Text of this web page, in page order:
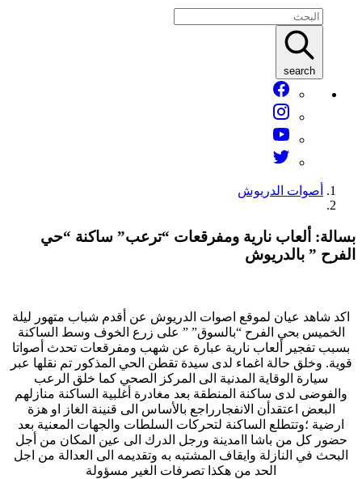
search
أصوات الدريوش
بسالة: ألعاب نارية ومفرقعات “ترعب” ساكنة “حي
الفرح ” بالدريوش
اكد شاهد عيان لموقع اصوات الدريوش عن أقدم شباب متهور ليلة
الخميس بحي الفرح “بالسوق” ” على زرع الخوف وسط الساكنة
بسبب تفجير ألعاب نارية عبارة عن شهب ومفرقعات تحدث أصواتا
قوية. وخلق حالة اغماء لدى سيدة تقطن الحي المذكور تم نقلها عبر
سيارة الوقاية المدنية الى المركز الصحي كما خلق الرعب
والفوضى لدى ساكنة المنطقة بعد مغادرة أغلبية الساكنة منازلهم
البعض اعتقدأن الانفجارراجع بالأساس الى قنينة الغاز او هزة
ارضية ؛وتتطلع الساكنة لتحركات السلطات والجهات المعنية بعد
حضور كل من باشا اامدينة ورجل الدرك الى عين المكان من أجل
البحث في النازلة وايقاف المشتبه به وتقديمه الى العدالة من اجل
الحد من هكذا تصرفات الغير مسؤولة